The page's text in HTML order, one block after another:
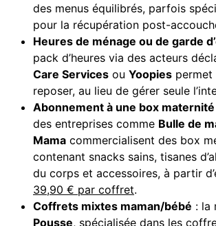
des menus équilibrés, parfois
pour la récupération post-
Heures de ménage ou de garde
pack d’heures via des acteurs
Care Services ou Yoopies permet
reposer, au lieu de gérer seule
Abonnement à une box
des entreprises comme Bulle de
Mama commercialisent des box
contenant snacks sains, tisanes
du corps et accessoires, à partir
39,90 € par coffret.
Coffrets mixtes maman/bébé : la
Pousse, spécialisée dans les